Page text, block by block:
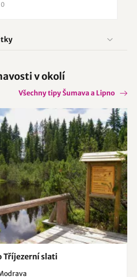
v okolí
Všechny tipy Šumava a Lipno
Tříjezerní slati